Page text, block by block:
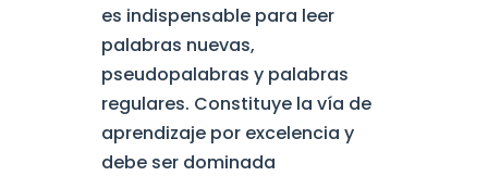
es indispensable para leer
palabras nuevas,
pseudopalabras y palabras
regulares. Constituye la vía de
aprendizaje por excelencia y
debe ser dominada